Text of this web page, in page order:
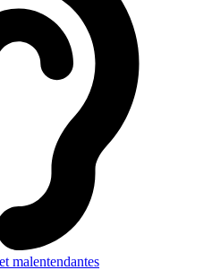
malentendantes